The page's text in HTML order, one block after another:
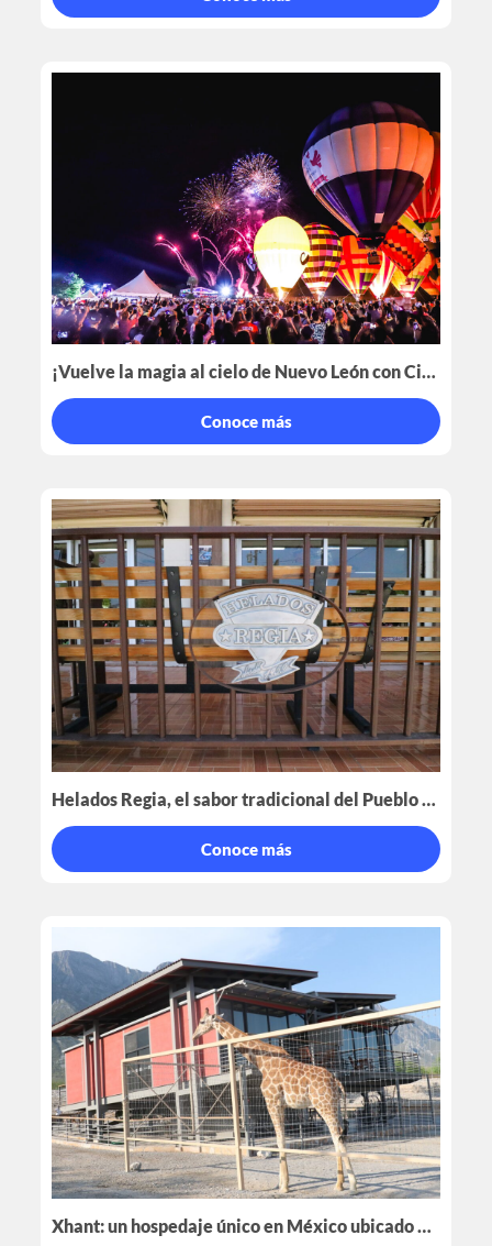
¡Vuelve la magia al cielo de Nuevo León con Cielo Mágico!
Conoce más
Helados Regia, el sabor tradicional del Pueblo Mágico de Santiago.
Conoce más
Xhant: un hospedaje único en México ubicado en Nuevo León